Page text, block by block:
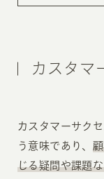
カスタマ
カスタマーサク
う意味であり、
じる疑問や課題